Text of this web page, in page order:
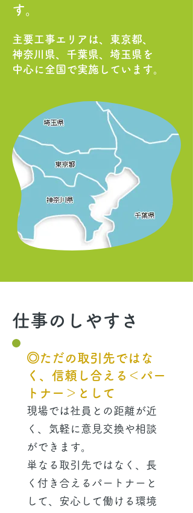
す。
主要工事エリアは、東京都、
神奈川県、千葉県、埼玉県を
中心に全国で実施しています。
仕事のしやすさ
◎ただの取引先ではな
く、信頼し合える＜パー
トナー＞として
現場では社員との距離が近
く、気軽に意見交換や相談
ができます。
単なる取引先ではなく、長
く付き合えるパートナーと
して、安心して働ける環境